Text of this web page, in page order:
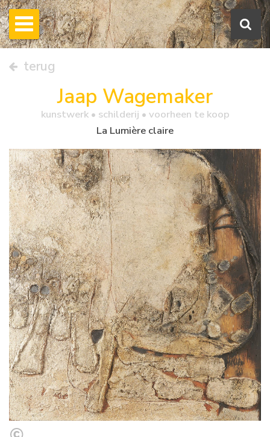
terug
Jaap Wagemaker
kunstwerk • schilderij • voorheen te koop
La Lumière claire